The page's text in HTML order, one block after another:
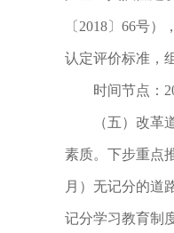
〔2018〕66号
认定评价标准，
时间节点：
（五）改革道
素质。下步重点
月）无记分的道
记分学习教育制